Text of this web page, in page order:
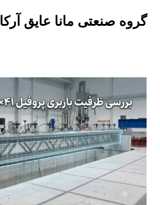
گروه صنعتی مانا عایق آرکا